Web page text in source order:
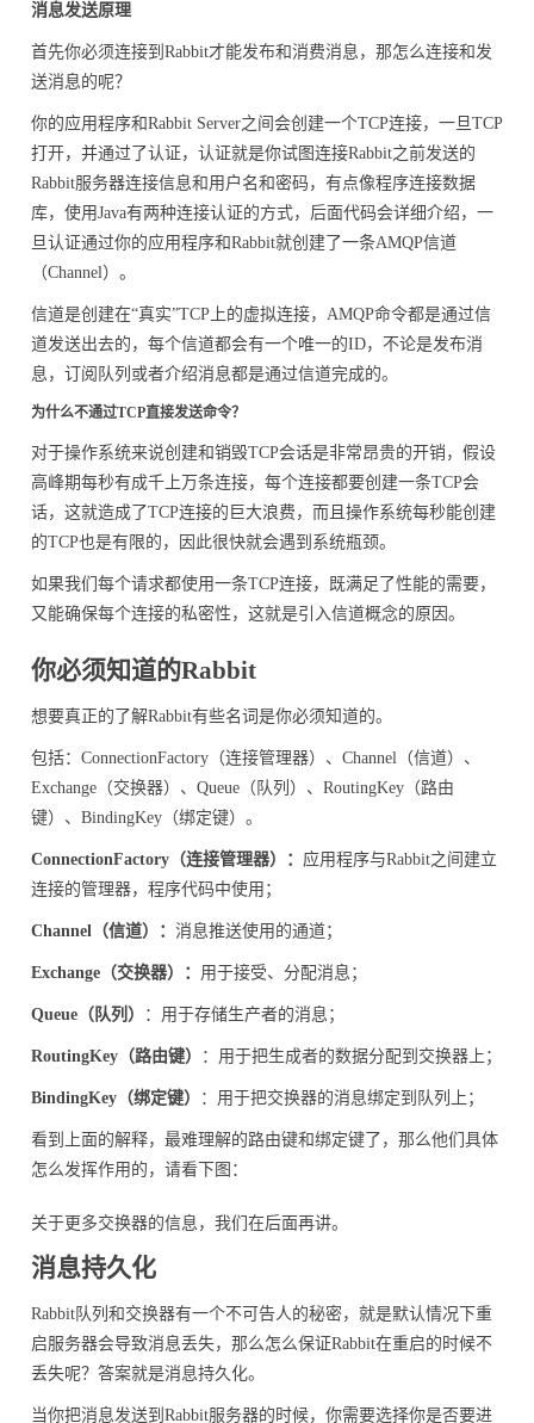
消息发送原理
首先你必须连接到Rabbit才能发布和消费消息，那怎么连接和发
送消息的呢？
你的应用程序和Rabbit Server之间会创建一个TCP连接，一旦TCP
打开，并通过了认证，认证就是你试图连接Rabbit之前发送的
Rabbit服务器连接信息和用户名和密码，有点像程序连接数据
库，使用Java有两种连接认证的方式，后面代码会详细介绍，一
旦认证通过你的应用程序和Rabbit就创建了一条AMQP信道
（Channel）。
信道是创建在“真实”TCP上的虚拟连接，AMQP命令都是通过信
道发送出去的，每个信道都会有一个唯一的ID，不论是发布消
息，订阅队列或者介绍消息都是通过信道完成的。
为什么不通过TCP直接发送命令？
对于操作系统来说创建和销毁TCP会话是非常昂贵的开销，假设
高峰期每秒有成千上万条连接，每个连接都要创建一条TCP会
话，这就造成了TCP连接的巨大浪费，而且操作系统每秒能创建
的TCP也是有限的，因此很快就会遇到系统瓶颈。
如果我们每个请求都使用一条TCP连接，既满足了性能的需要，
又能确保每个连接的私密性，这就是引入信道概念的原因。
你必须知道的Rabbit
想要真正的了解Rabbit有些名词是你必须知道的。
包括：ConnectionFactory（连接管理器）、Channel（信道）、
Exchange（交换器）、Queue（队列）、RoutingKey（路由
键）、BindingKey（绑定键）。
ConnectionFactory（连接管理器）： 应用程序与Rabbit之间建立
连接的管理器，程序代码中使用；
Channel（信道）： 消息推送使用的通道；
Exchange（交换器）： 用于接受、分配消息；
Queue（队列） ：用于存储生产者的消息；
RoutingKey（路由键） ：用于把生成者的数据分配到交换器上；
BindingKey（绑定键） ：用于把交换器的消息绑定到队列上；
看到上面的解释，最难理解的路由键和绑定键了，那么他们具体
怎么发挥作用的，请看下图：
关于更多交换器的信息，我们在后面再讲。
消息持久化
Rabbit队列和交换器有一个不可告人的秘密，就是默认情况下重
启服务器会导致消息丢失，那么怎么保证Rabbit在重启的时候不
丢失呢？答案就是消息持久化。
当你把消息发送到Rabbit服务器的时候，你需要选择你是否要进